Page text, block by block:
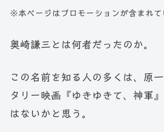
※本ページはプロモーションが含まれて
奥崎謙三とは何者だったのか。
この名前を知る人の多くは、原
タリー映画『ゆきゆきて、神軍
はないかと思う。